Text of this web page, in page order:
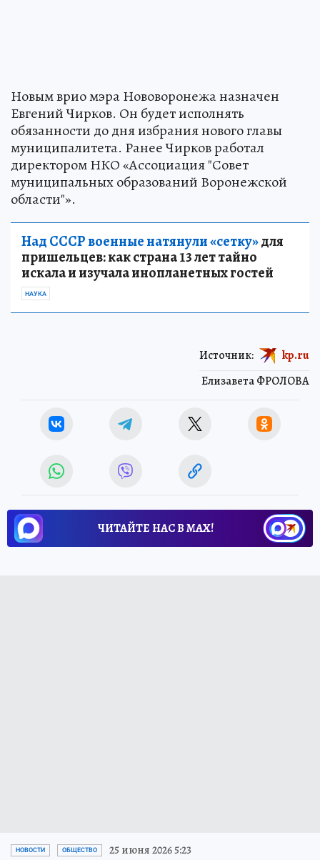
Новым врио мэра Нововоронежа назначен
Евгений Чирков. Он будет исполнять
обязанности до дня избрания нового главы
муниципалитета. Ранее Чирков работал
директором НКО «Ассоциация "Совет
муниципальных образований Воронежской
области"».
Над СССР военные натянули «сетку»для
пришельцев: как страна 13 лет тайно
искала и изучала инопланетных гостей
НАУКА
Елизавета ФРОЛОВА
Источник: kp.ru
ЧИТАЙТЕ НАС В МАХ!
НОВОСТИ ОБЩЕСТВО 25 июня 2026 5:23